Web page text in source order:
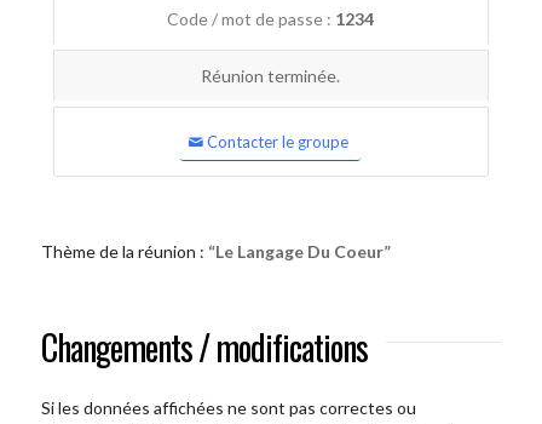
Code / mot de passe : 1234
Réunion terminée.
Contacter le groupe
Thème de la réunion : “Le Langage Du Coeur”
Changements / modifications
Si les données affichées ne sont pas correctes ou